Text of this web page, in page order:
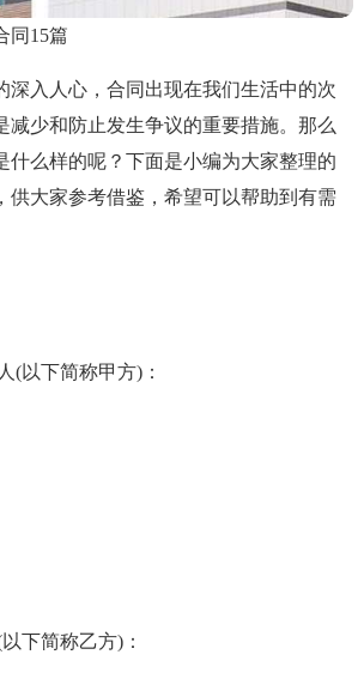
同15篇
深入人心，合同出现在我们生活中的次
减少和防止发生争议的重要措施。那么
什么样的呢？下面是小编为大家整理的
供大家参考借鉴，希望可以帮助到有需
(以下简称甲方)：
下简称乙方)：